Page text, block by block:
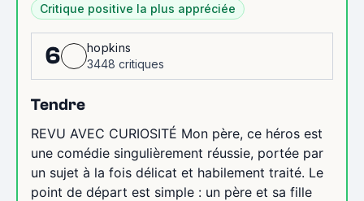
Critique positive la plus appréciée
6
hopkins
3448 critiques
Tendre
REVU AVEC CURIOSITÉ Mon père, ce héros est
une comédie singulièrement réussie, portée par
un sujet à la fois délicat et habilement traité. Le
point de départ est simple : un père et sa fille